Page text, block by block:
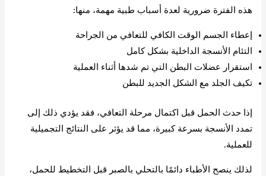
هذه الفترة ضرورية لعدة أسباب طبية مهمة، منها:
إعطاء الجسم الوقت الكافي للتعافي من الجراحة
التئام الأنسجة الداخلية بشكل كامل
استقرار عضلات البطن التي تم شدها أثناء العملية
تكيف الجلد مع الشكل الجديد للبطن
إذا حدث الحمل قبل اكتمال مرحلة التعافي، فقد يؤدي ذلك إلى
تمدد الأنسجة بسرعة كبيرة، مما قد يؤثر على النتائج التجميلية
للعملية.
لذلك ينصح الأطباء دائمًا بالتحلي بالصبر قبل التخطيط للحمل،